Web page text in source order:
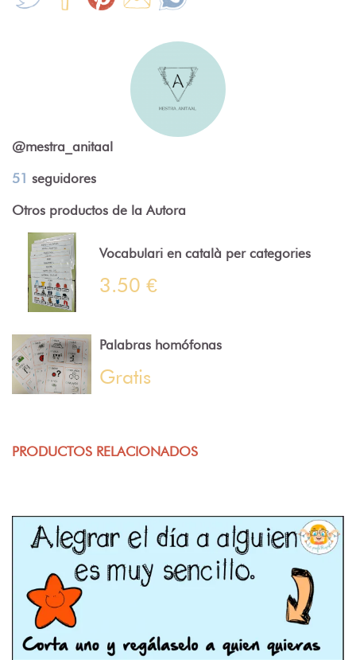
@mestra_anitaal
51 seguidores
Otros productos de la Autora
Vocabulari en català per categories
3.50 €
Palabras homófonas
Gratis
PRODUCTOS RELACIONADOS